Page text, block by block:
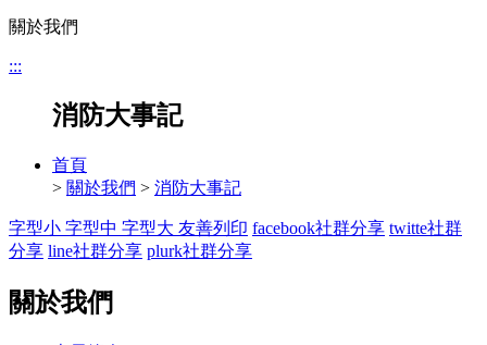
關於我們
:::
消防大事記
首頁
> 關於我們 > 消防大事記
字型小 字型中 字型大 友善列印 facebook社群分享 twitte社群
分享 line社群分享 plurk社群分享
關於我們